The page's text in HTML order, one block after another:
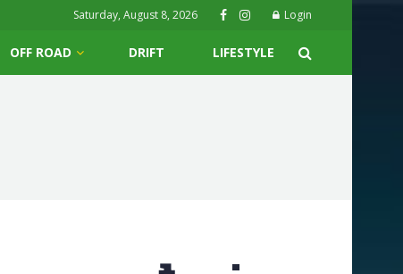
Saturday, August 8, 2026 Login
OFF ROAD DRIFT LIFESTYLE